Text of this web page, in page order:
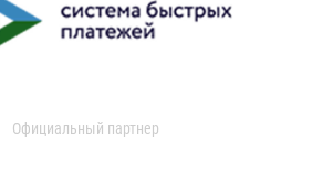
Официальный партнер